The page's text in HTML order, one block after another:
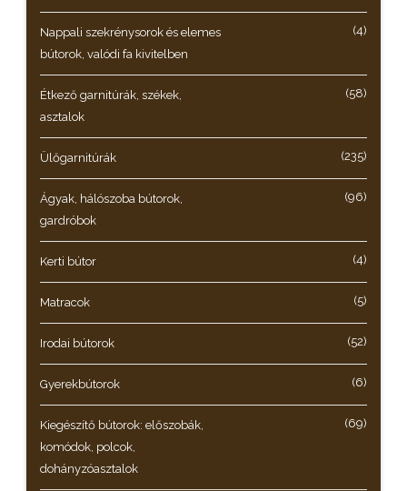
Nappali szekrénysorok és elemes
bútorok, valódi fa kivitelben
(4)
Étkező garnitúrák, székek,
asztalok
(58)
Ülőgarnitúrák (235)
Ágyak, hálószoba bútorok,
gardróbok
(96)
Kerti bútor (4)
Matracok (5)
Irodai bútorok (52)
Gyerekbútorok (6)
Kiegészítő bútorok: előszobák,
komódok, polcok,
dohányzóasztalok
(69)